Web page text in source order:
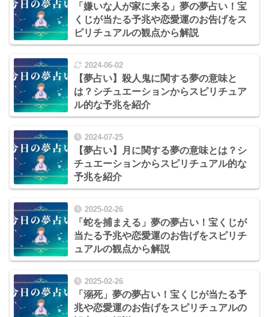
「嫌いな人が家に来る」夢の夢占い！宝
くじが当たる予兆や恋愛運のお告げをス
ピリチュアルの観点から解説
2024-06-02
【夢占い】殺人鬼に関する夢の意味と
は？シチュエーションからスピリチュア
ル的な予兆を紹介
2024-07-25
【夢占い】月に関する夢の意味とは？シ
チュエーションからスピリチュアル的な
予兆を紹介
2025-02-26
「蛇を捕まえる」夢の夢占い！宝くじが
当たる予兆や恋愛運のお告げをスピリチ
ュアルの観点から解説
2025-02-26
「溺死」夢の夢占い！宝くじが当たる予
兆や恋愛運のお告げをスピリチュアルの